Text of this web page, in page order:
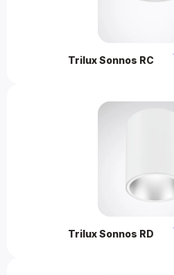
Trilux Sonnos RC
Trilux Sonnos RD